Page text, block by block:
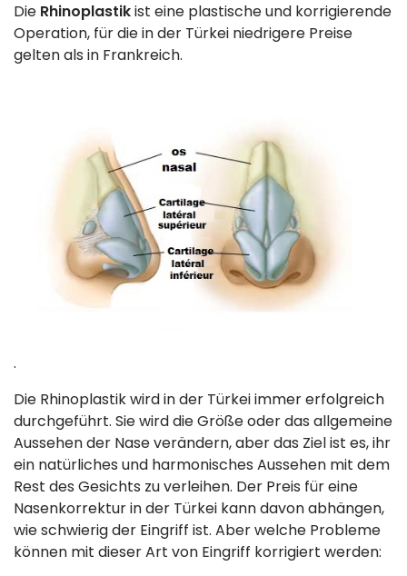
Die Rhinoplastikist eine plastische und korrigierende
Operation, für die in der Türkei niedrigere Preise
gelten als in Frankreich.
.
Die Rhinoplastik wird in der Türkei immer erfolgreich
durchgeführt. Sie wird die Größe oder das allgemeine
Aussehen der Nase verändern, aber das Ziel ist es, ihr
ein natürliches und harmonisches Aussehen mit dem
Rest des Gesichts zu verleihen. Der Preis für eine
Nasenkorrektur in der Türkei kann davon abhängen,
wie schwierig der Eingriff ist. Aber welche Probleme
können mit dieser Art von Eingriff korrigiert werden: